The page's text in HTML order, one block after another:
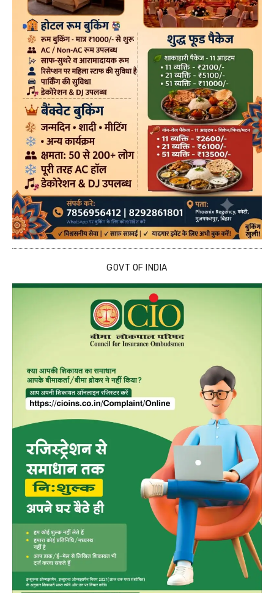
GOVT OF INDIA